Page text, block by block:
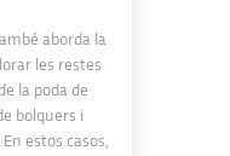
aborda la
les restes
la poda de
bolquers i
estos casos,